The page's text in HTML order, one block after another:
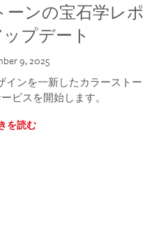
ーンの宝石学レポ
プデート
9, 2025
インを一新したカラーストー
ビスを開始します。
を読む